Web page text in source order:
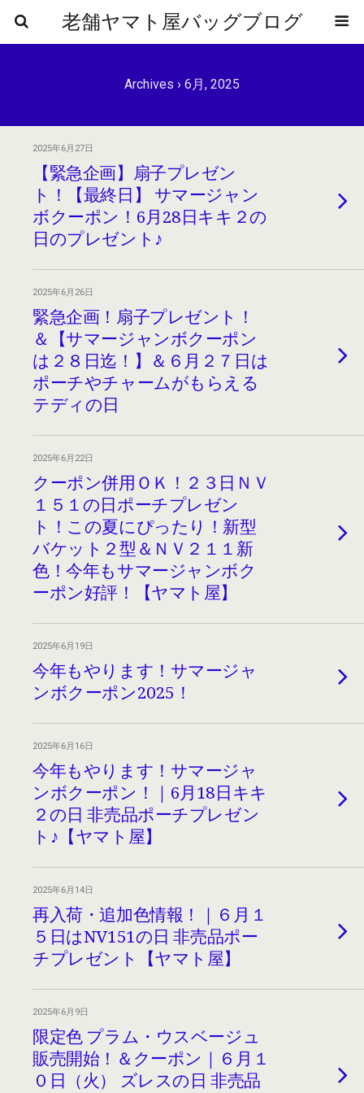
老舗ヤマト屋バッグブログ
Archives › 6月, 2025
2025年6月27日
【緊急企画】扇子プレゼン
ト！【最終日】 サマージャン
ボクーポン！6月28日キキ２の
日のプレゼント♪
2025年6月26日
緊急企画！扇子プレゼント！
＆【サマージャンボクーポン
は２８日迄！】＆６月２７日は
ポーチやチャームがもらえる
テディの日
2025年6月22日
クーポン併用ＯＫ！２３日ＮＶ
１５１の日ポーチプレゼン
ト！この夏にぴったり！新型
バケット２型＆ＮＶ２１１新
色！今年もサマージャンボク
ーポン好評！【ヤマト屋】
2025年6月19日
今年もやります！サマージャ
ンボクーポン2025！
2025年6月16日
今年もやります！サマージャ
ンボクーポン！｜6月18日キキ
２の日 非売品ポーチプレゼン
ト♪【ヤマト屋】
2025年6月14日
再入荷・追加色情報！｜６月１
５日はNV151の日 非売品ポー
チプレゼント【ヤマト屋】
2025年6月9日
限定色 プラム・ウスベージュ
販売開始！＆クーポン｜６月１
０日（火） ズレスの日 非売品